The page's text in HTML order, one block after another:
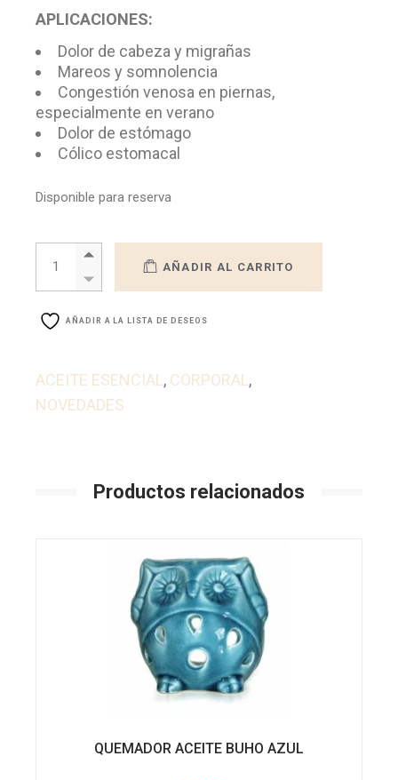
APLICACIONES:
Dolor de cabeza y migrañas
Mareos y somnolencia
Congestión venosa en piernas,
especialmente en verano
Dolor de estómago
Cólico estomacal
Disponible para reserva
Aceite esencial Menta piperita quantity
AÑADIR AL CARRITO
AÑADIR A LA LISTA DE DESEOS
ACEITE ESENCIAL , CORPORAL ,
NOVEDADES
Productos relacionados
QUEMADOR ACEITE BUHO AZUL